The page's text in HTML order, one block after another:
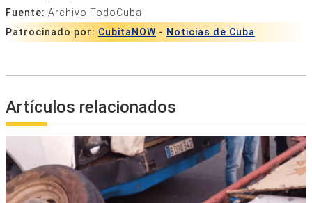
Fuente: Archivo TodoCuba
Patrocinado por: CubitaNOW - Noticias de Cuba
Artículos relacionados